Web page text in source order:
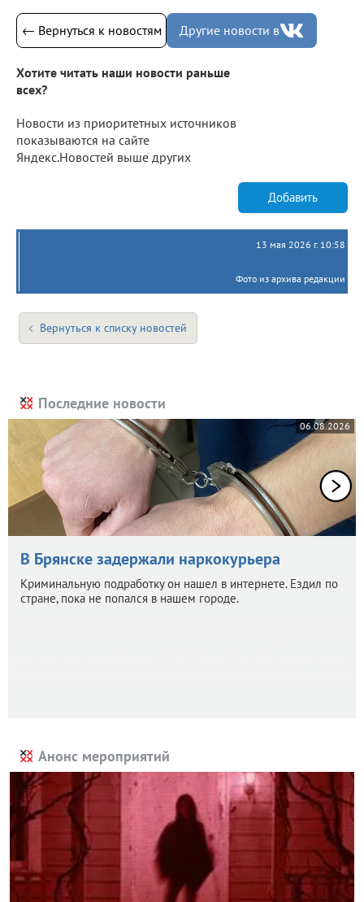
← Вернуться к новостям Другие новости в
Хотите читать наши новости раньше
всех?
Новости из приоритетных источников
показываются на сайте
Яндекс.Новостей выше других
Добавить
13 мая 2026 г. 10:58
Фото из архива редакции
Вернуться к списку новостей
Последние новости
06.08.2026
В Брянске задержали наркокурьера
Криминальную подработку он нашел в интернете. Ездил по
стране, пока не попался в нашем городе.
Анонс мероприятий